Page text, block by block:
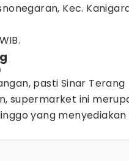
Kec.
pasti Sinar Terang
supermarket ini
yang menyediakan